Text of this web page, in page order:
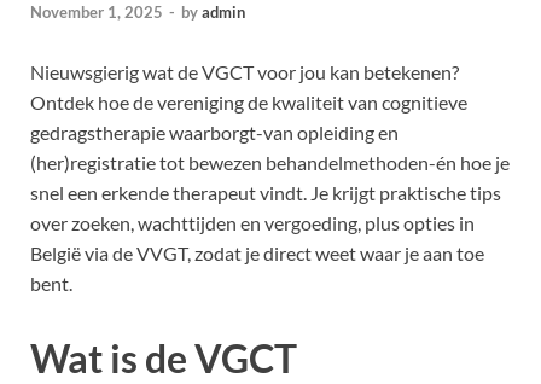
November 1, 2025 - byadmin
Nieuwsgierig wat de VGCT voor jou kan betekenen?
Ontdek hoe de vereniging de kwaliteit van cognitieve
gedragstherapie waarborgt-van opleiding en
(her)registratie tot bewezen behandelmethoden-én hoe je
snel een erkende therapeut vindt. Je krijgt praktische tips
over zoeken, wachttijden en vergoeding, plus opties in
België via de VVGT, zodat je direct weet waar je aan toe
bent.
Wat is de VGCT